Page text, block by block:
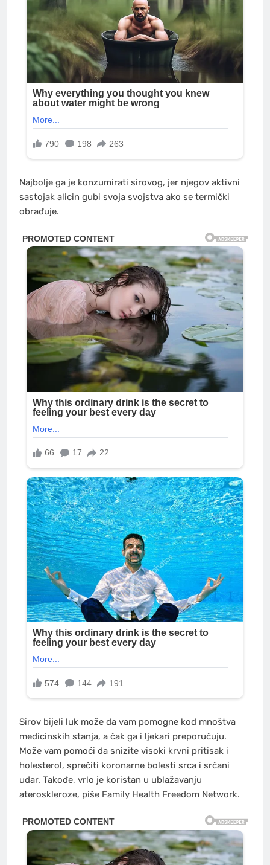
Najbolje ga je konzumirati sirovog, jer njegov aktivni
sastojak alicin gubi svoja svojstva ako se termički
obrađuje.
Sirov bijeli luk može da vam pomogne kod mnoštva
medicinskih stanja, a čak ga i ljekari preporučuju.
Može vam pomoći da snizite visoki krvni pritisak i
holesterol, sprečiti koronarne bolesti srca i srčani
udar. Takođe, vrlo je koristan u ublažavanju
ateroskleroze, piše Family Health Freedom Network.